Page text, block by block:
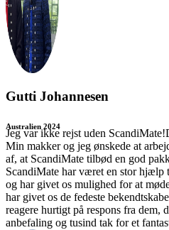
Gutti Johannesen
Australien 2024
Jeg var ikke rejst uden
Min makker og jeg ønskede at
af, at ScandiMate tilbød en god
ScandiMate har været en stor hjælp
og har givet os mulighed for at
har givet os de fedeste
reagere hurtigt på respons fra dem,
anbefaling og tusind tak for et